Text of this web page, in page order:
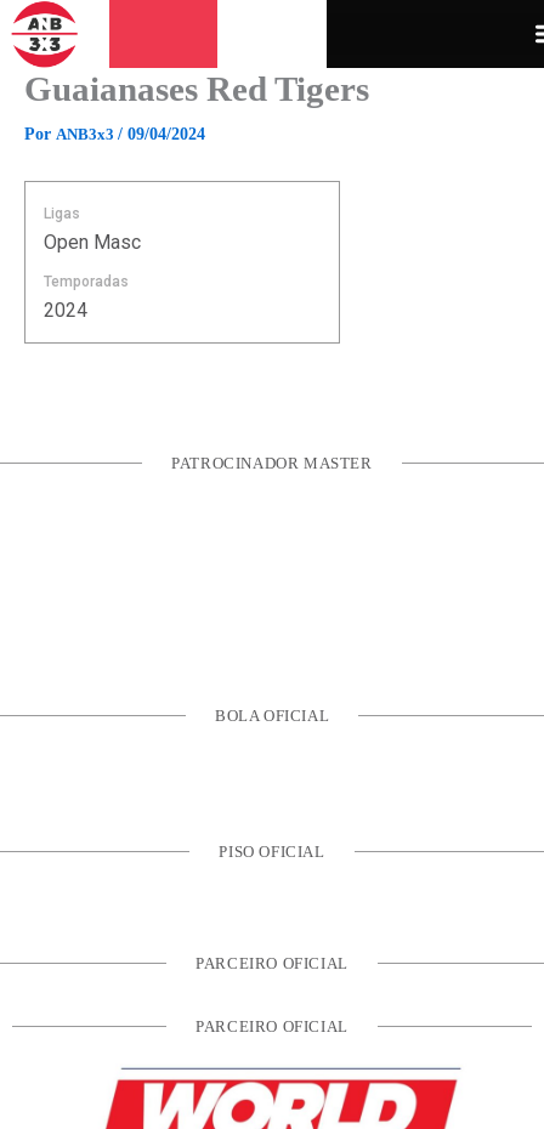
para
conteúdo
Guaianases Red Tigers
Por ANB3x3 / 09/04/2024
Ligas
Open Masc
Temporadas
2024
PATROCINADOR MASTER
BOLA OFICIAL
PISO OFICIAL
PARCEIRO OFICIAL
PARCEIRO OFICIAL